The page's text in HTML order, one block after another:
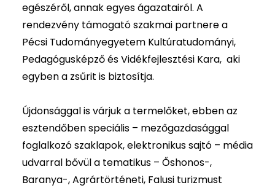
egészéről, annak egyes ágazatairól. A
rendezvény támogató szakmai partnere a
Pécsi Tudományegyetem Kultúratudományi,
Pedagógusképző és Vidékfejlesztési Kara, aki
egyben a zsűrit is biztosítja.
Újdonsággal is várjuk a termelőket, ebben az
esztendőben speciális – mezőgazdasággal
foglalkozó szaklapok, elektronikus sajtó – média
udvarral bővül a tematikus – Őshonos-,
Baranya-, Agrártörténeti, Falusi turizmust